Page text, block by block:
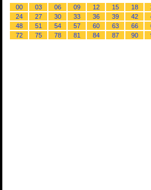
00 03 06 09 12 15 18
24
27 30 33 36 39 42
48
51 54 57 60 63 66
72
75 78 81 84 87 90